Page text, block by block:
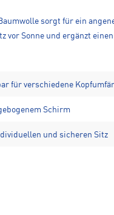
sorgt für ein
Sonne und ergänzt
für verschiedene
Schirm
und sicheren Sitz